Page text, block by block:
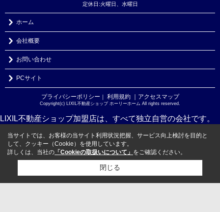
定休日:火曜日、水曜日
ホーム
会社概要
お問い合わせ
PCサイト
プライバシーポリシー ｜ 利用規約 ｜アクセスマップ
Copyright(c) LIXIL不動産ショップ ホーリーホーム All rights reserved.
LIXIL不動産ショップ加盟店は、すべて独立自営の会社です。
当サイトでは、お客様の当サイト利用状況把握、サービス向上検討を目的と
して、クッキー（Cookie）を使用しています。
詳しくは、当社の 「Cookieの取扱いについて」 をご確認ください。
閉じる